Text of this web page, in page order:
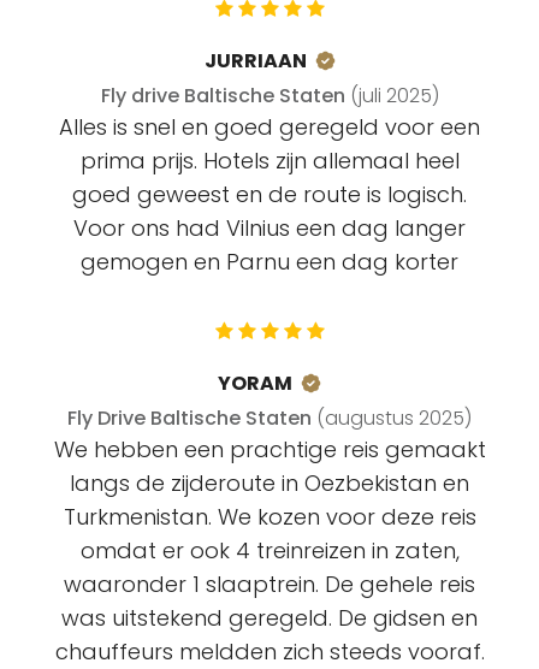
JURRIAAN
Fly drive Baltische Staten (juli 2025)
Alles is snel en goed geregeld voor een
prima prijs. Hotels zijn allemaal heel
goed geweest en de route is logisch.
Voor ons had Vilnius een dag langer
gemogen en Parnu een dag korter
YORAM
Fly Drive Baltische Staten (augustus 2025)
We hebben een prachtige reis gemaakt
langs de zijderoute in Oezbekistan en
Turkmenistan. We kozen voor deze reis
omdat er ook 4 treinreizen in zaten,
waaronder 1 slaaptrein. De gehele reis
was uitstekend geregeld. De gidsen en
chauffeurs meldden zich steeds vooraf.